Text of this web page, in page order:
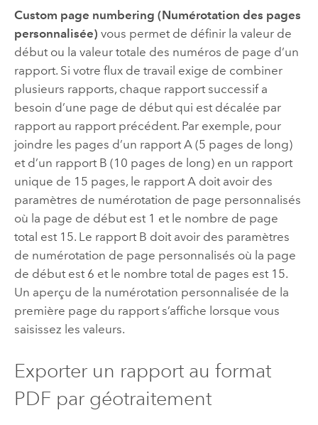
Custom page numbering (Numérotation des pages
personnalisée) vous permet de définir la valeur de
début ou la valeur totale des numéros de page d’un
rapport. Si votre flux de travail exige de combiner
plusieurs rapports, chaque rapport successif a
besoin d’une page de début qui est décalée par
rapport au rapport précédent. Par exemple, pour
joindre les pages d’un rapport A (5 pages de long)
et d’un rapport B (10 pages de long) en un rapport
unique de 15 pages, le rapport A doit avoir des
paramètres de numérotation de page personnalisés
où la page de début est 1 et le nombre de page
total est 15. Le rapport B doit avoir des paramètres
de numérotation de page personnalisés où la page
de début est 6 et le nombre total de pages est 15.
Un aperçu de la numérotation personnalisée de la
première page du rapport s’affiche lorsque vous
saisissez les valeurs.
Exporter un rapport au format
PDF par géotraitement